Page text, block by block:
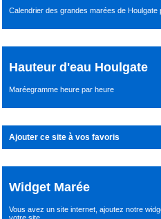
Calendrier des grandes marées de Houlgate
Hauteur d'eau Houlgate
Maréegramme heure par heure
Ajouter ce site à vos favoris
Widget Marée
Vous avez un site internet,ajoutez notre